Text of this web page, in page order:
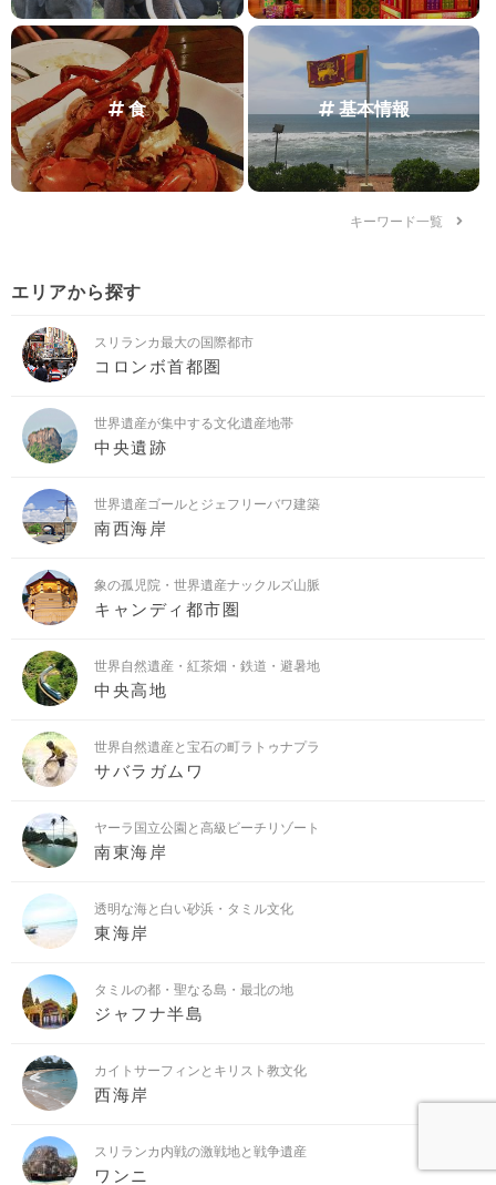
食 基本情報
キーワード一覧
エリアから探す
スリランカ最大の国際都市
コロンボ首都圏
世界遺産が集中する文化遺産地帯
中央遺跡
世界遺産ゴールとジェフリーバワ建築
南西海岸
象の孤児院・世界遺産ナックルズ山脈
キャンディ都市圏
世界自然遺産・紅茶畑・鉄道・避暑地
中央高地
世界自然遺産と宝石の町ラトゥナプラ
サバラガムワ
ヤーラ国立公園と高級ビーチリゾート
南東海岸
透明な海と白い砂浜・タミル文化
東海岸
タミルの都・聖なる島・最北の地
ジャフナ半島
カイトサーフィンとキリスト教文化
西海岸
スリランカ内戦の激戦地と戦争遺産
ワンニ